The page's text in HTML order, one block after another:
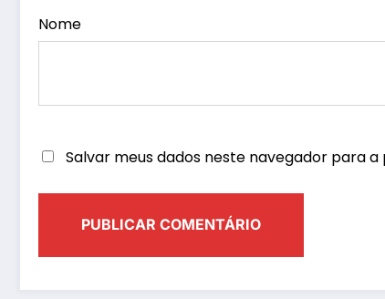
Nome
Salvar meus dados neste navegador para